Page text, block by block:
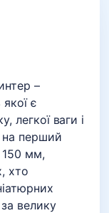
–
є
легкої ваги і
на перший
150 мм,
хто
велику